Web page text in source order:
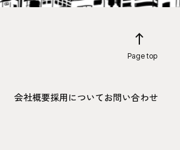
会社概要採用についてお問い合わせ
Page top